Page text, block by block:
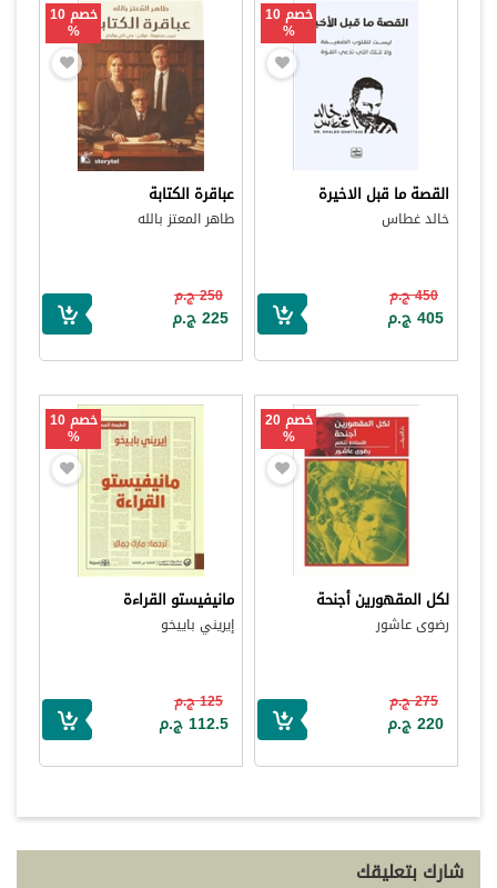
خصم 10
%
القصة ما قبل الاخيرة
خالد غطاس
450 ج.م
405 ج.م
خصم 10
%
عباقرة الكتابة
طاهر المعتز بالله
250 ج.م
225 ج.م
خصم 20
%
لكل المقهورين أجنحة
رضوى عاشور
275 ج.م
220 ج.م
خصم 10
%
مانيفيستو القراءة
إيريني باييخو
125 ج.م
112.5 ج.م
شارك بتعليقك